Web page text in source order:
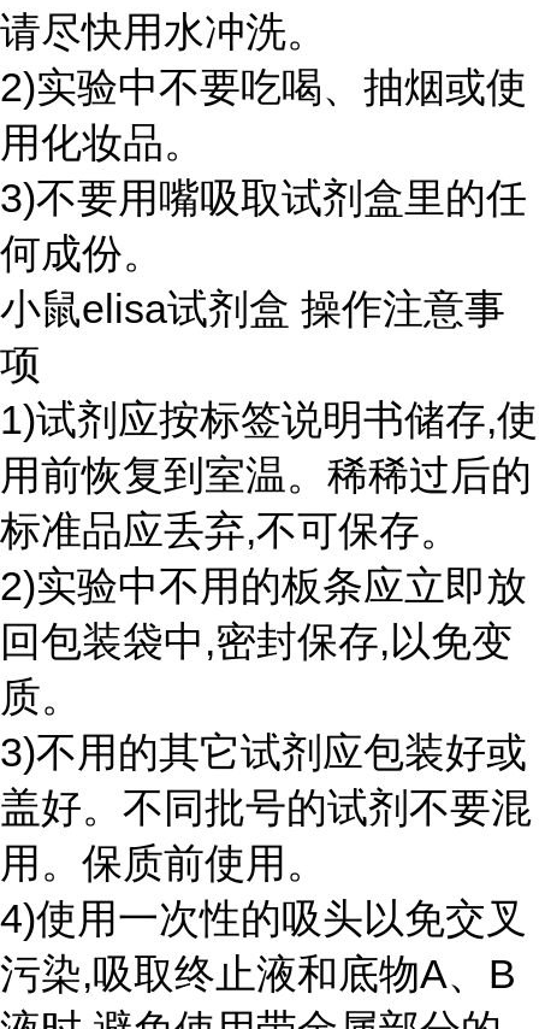
请尽快用水冲洗。
2)实验中不要吃喝、抽烟或使
用化妆品。
3)不要用嘴吸取试剂盒里的任
何成份。
小鼠elisa试剂盒 操作注意事
项
1)试剂应按标签说明书储存,使
用前恢复到室温。稀稀过后的
标准品应丢弃,不可保存。
2)实验中不用的板条应立即放
回包装袋中,密封保存,以免变
质。
3)不用的其它试剂应包装好或
盖好。不同批号的试剂不要混
用。保质前使用。
4)使用一次性的吸头以免交叉
污染,吸取终止液和底物A、B